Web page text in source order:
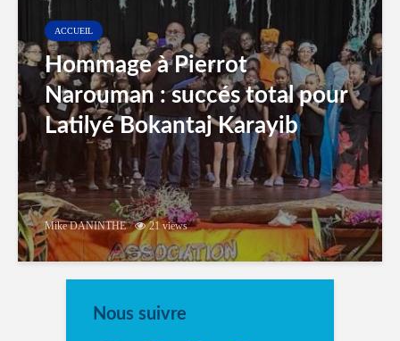
ACCUEIL
Hommage à Pierrot
Narouman : succés total pour
Latilyé Bokantaj Karayib
Mike DANINTHE 21 views
Nous suivre